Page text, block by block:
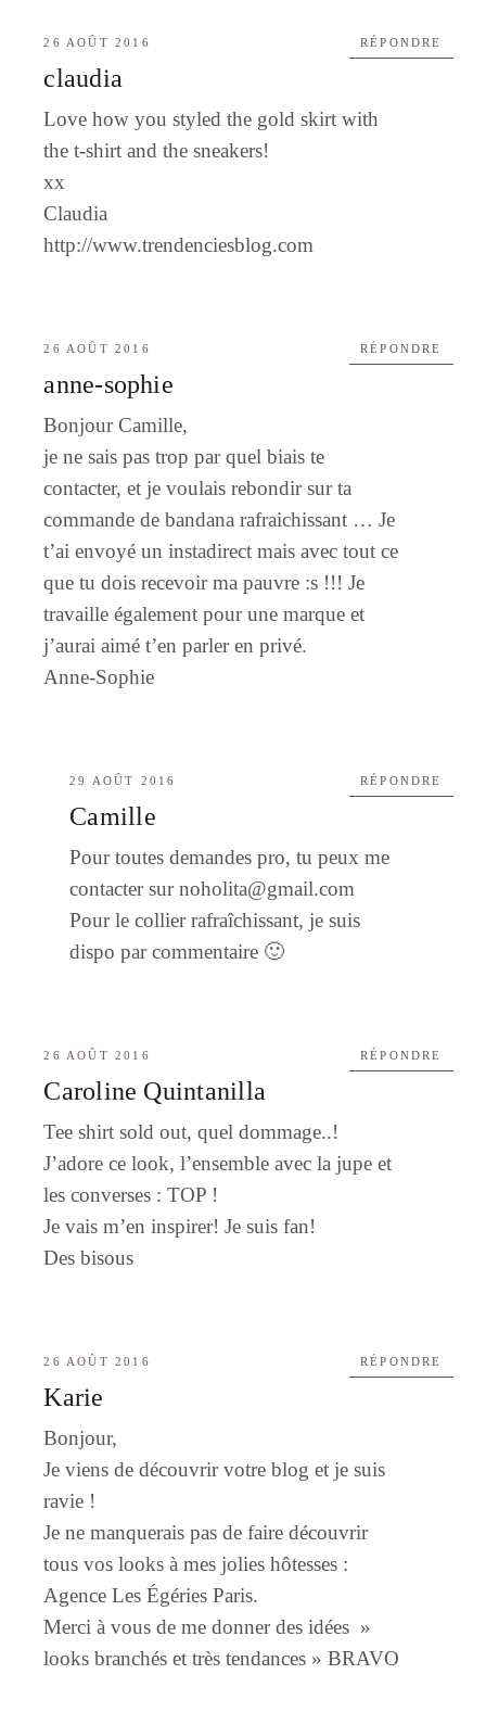
26 AOÛT 2016
claudia
Love how you styled the gold skirt with
the t-shirt and the sneakers!
xx
Claudia
http://www.trendenciesblog.com
RÉPONDRE
26 AOÛT 2016
anne-sophie
Bonjour Camille,
je ne sais pas trop par quel biais te
contacter, et je voulais rebondir sur ta
commande de bandana rafraichissant … Je
t’ai envoyé un instadirect mais avec tout ce
que tu dois recevoir ma pauvre :s !!! Je
travaille également pour une marque et
j’aurai aimé t’en parler en privé.
Anne-Sophie
RÉPONDRE
29 AOÛT 2016
Camille
Pour toutes demandes pro, tu peux me
contacter surnoholita@gmail.com
Pour le collier rafraîchissant, je suis
dispo par commentaire 🙂
RÉPONDRE
26 AOÛT 2016
Caroline Quintanilla
Tee shirt sold out, quel dommage..!
J’adore ce look, l’ensemble avec la jupe et
les converses : TOP !
Je vais m’en inspirer! Je suis fan!
Des bisous
RÉPONDRE
26 AOÛT 2016
Karie
Bonjour,
Je viens de découvrir votre blog et je suis
ravie !
Je ne manquerais pas de faire découvrir
tous vos looks à mes jolies hôtesses :
Agence Les Égéries Paris.
Merci à vous de me donner des idées »
looks branchés et très tendances » BRAVO
RÉPONDRE